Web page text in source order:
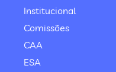
Institucional
Comissões
CAA
ESA